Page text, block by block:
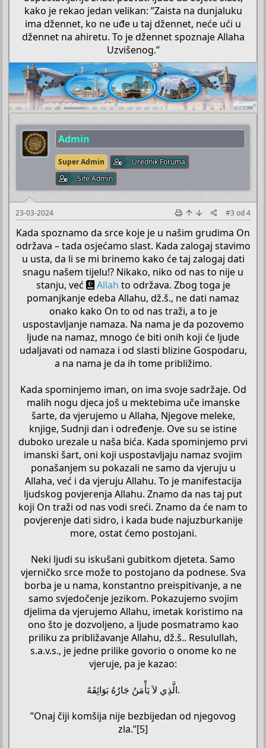
kako je rekao jedan velikan: ”Zaista na dunjaluku
ima džennet, ko ne uđe u taj džennet, neće ući u
džennet na ahiretu. To je džennet spoznaje Allaha
Uzvišenog.”​
Admin
Super Admin
Urednik Foruma
Site Admin
23-03-2024 #3 od4
Kada spoznamo da srce koje je u našim grudima On
održava – tada osjećamo slast. Kada zalogaj stavimo
u usta, da li se mi brinemo kako će taj zalogaj dati
snagu našem tijelu!? Nikako, niko od nas to nije u
stanju, već
Allah to održava. Zbog toga je
pomanjkanje edeba Allahu, dž.š., ne dati namaz
onako kako On to od nas traži, a to je
uspostavljanje namaza. Na nama je da pozovemo
ljude na namaz, mnogo će biti onih koji će ljude
udaljavati od namaza i od slasti blizine Gospodaru,
a na nama je da ih tome približimo.
Kada spominjemo iman, on ima svoje sadržaje. Od
malih nogu djeca još u mektebima uče imanske
šarte, da vjerujemo u Allaha, Njegove meleke,
knjige, Sudnji dan i određenje. Ove su se istine
duboko urezale u naša bića. Kada spominjemo prvi
imanski šart, oni koji uspostavljaju namaz svojim
ponašanjem su pokazali ne samo da vjeruju u
Allaha, već i da vjeruju Allahu. To je manifestacija
ljudskog povjerenja Allahu. Znamo da nas taj put
koji On traži od nas vodi sreći. Znamo da će nam to
povjerenje dati sidro, i kada bude najuzburkanije
more, ostat ćemo postojani.
Neki ljudi su iskušani gubitkom djeteta. Samo
vjerničko srce može to postojano da podnese. Sva
borba je u nama, konstantno preispitivanje, a ne
samo svjedočenje jezikom. Pokazujemo svojim
djelima da vjerujemo Allahu, imetak koristimo na
ono što je dozvoljeno, a ljude posmatramo kao
priliku za približavanje Allahu, dž.š.. Resulullah,
s.a.v.s., je jedne prilike govorio o onome ko ne
vjeruje, pa je kazao:
الَّذِي لاَ يَأْمَنُ جَارُهُ بَوَائِقَهُ.
”Onaj čiji komšija nije bezbijedan od njegovog
zla.”[5]